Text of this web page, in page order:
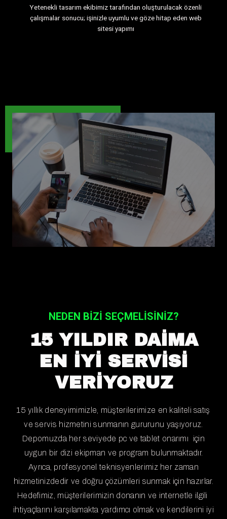
Yetenekli tasarım ekibimiz tarafından oluşturulacak özenli
çalışmalar sonucu; işinizle uyumlu ve göze hitap eden web
sitesi yapımı
NEDEN BİZİ SEÇMELİSİNİZ?
15 YILDIR DAİMA
EN İYİ SERVISI
VERİYORUZ
15 yıllık deneyimimizle, müşterilerimize en kaliteli satış
ve servis hizmetini sunmanın gururunu yaşıyoruz.
Depomuzda her seviyede pc ve tablet onarımı için
uygun bir dizi ekipman ve program bulunmaktadır.
Ayrıca, profesyonel teknisyenlerimiz her zaman
hizmetinizdedir ve doğru çözümleri sunmak için hazırlar.
Hedefimiz, müşterilerimizin donanın ve internetle ilgili
ihtiyaçlarını karşılamakta yardımcı olmak ve kendilerini iyi